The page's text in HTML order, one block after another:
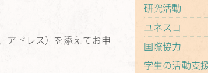
アドレス）を添えてお申
研究活動
ユネスコ
国際協力
学生の活動支